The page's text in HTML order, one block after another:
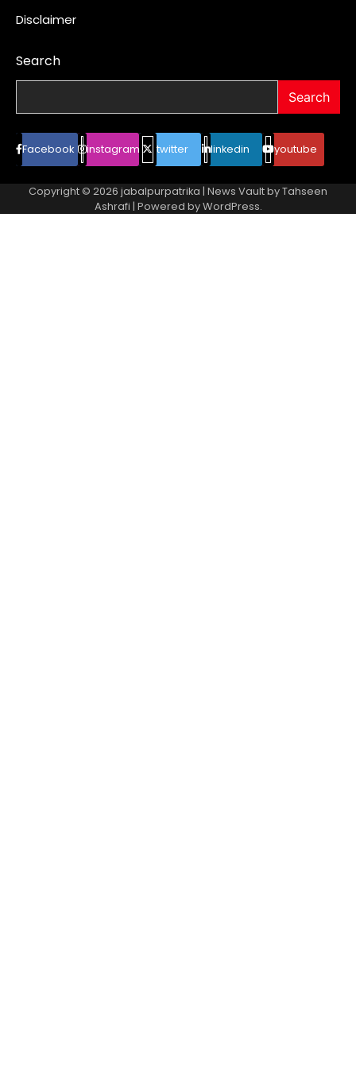
Disclaimer
Search
Search
Facebook instagram twitter linkedin youtube
Copyright © 2026 jabalpurpatrika | News Vault byTahseen
Ashrafi | Powered byWordPress.